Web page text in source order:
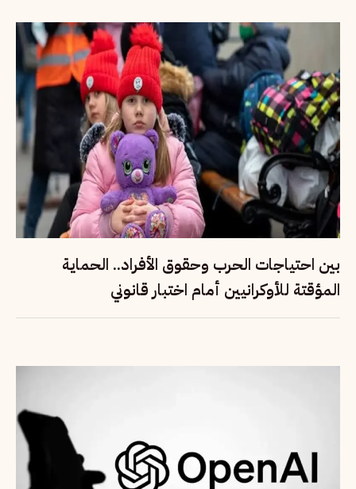
بين احتياجات الحرب وحقوق الأفراد.. الحماية
المؤقتة للأوكرانيين أمام اختبار قانوني